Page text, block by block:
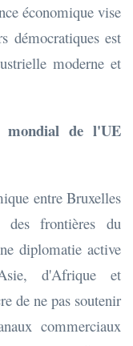
économique vise
démocratiques est
moderne et
mondial de l'UE
entre Bruxelles
des frontières du
diplomatie active
d'Afrique et
de ne pas soutenir
commerciaux